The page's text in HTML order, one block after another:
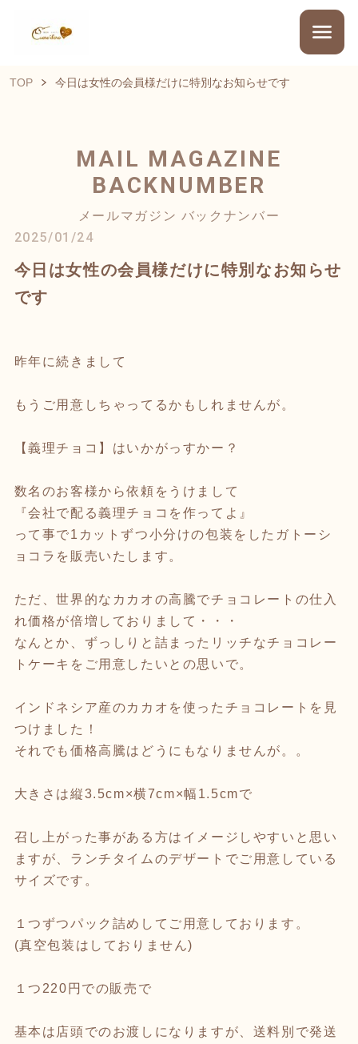
TOP 今日は女性の会員様だけに特別なお知らせです
MAIL MAGAZINE
BACKNUMBER
メールマガジン バックナンバー
2025/01/24
今日は女性の会員様だけに特別なお知らせ
です
昨年に続きまして
もうご用意しちゃってるかもしれませんが。
【義理チョコ】はいかがっすかー？
数名のお客様から依頼をうけまして
『会社で配る義理チョコを作ってよ』
って事で1カットずつ小分けの包装をしたガトーシ
ョコラを販売いたします。
ただ、世界的なカカオの高騰でチョコレートの仕入
れ価格が倍増しておりまして・・・
なんとか、ずっしりと詰まったリッチなチョコレー
トケーキをご用意したいとの思いで。
インドネシア産のカカオを使ったチョコレートを見
つけました！
それでも価格高騰はどうにもなりませんが。。
大きさは縦3.5cm×横7cm×幅1.5cmで
召し上がった事がある方はイメージしやすいと思い
ますが、ランチタイムのデザートでご用意している
サイズです。
１つずつパック詰めしてご用意しております。
(真空包装はしておりません)
１つ220円での販売で
基本は店頭でのお渡しになりますが、送料別で発送